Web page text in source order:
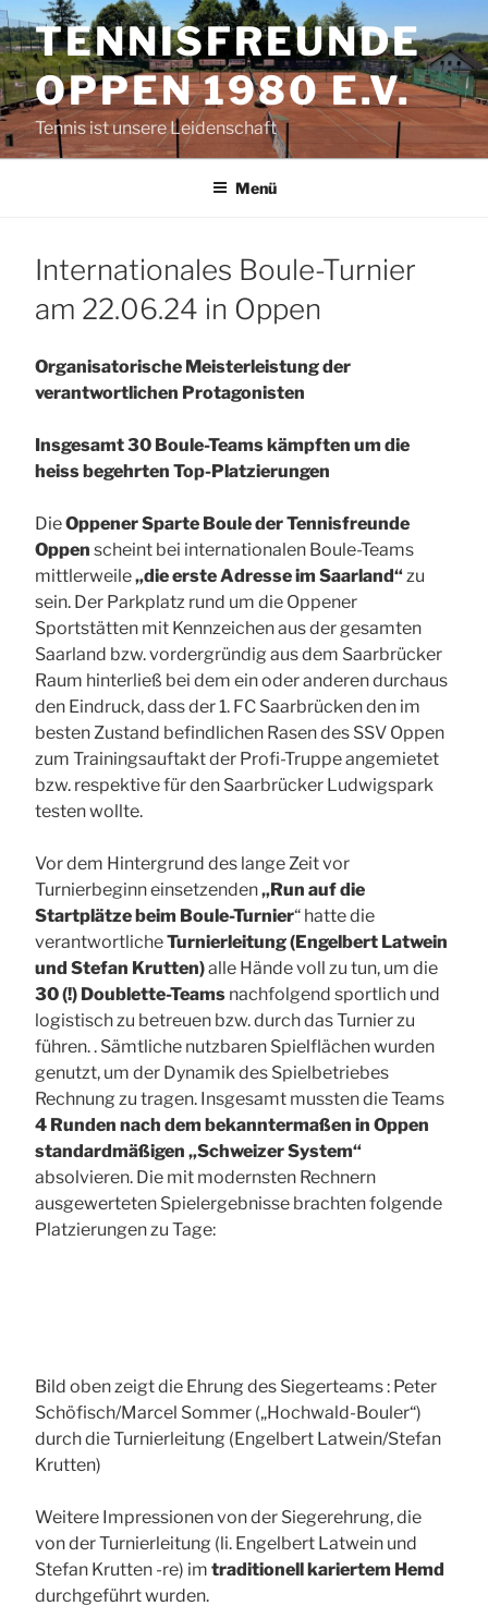
Zum
Inhalt
springenTENNISFREUNDE
OPPEN 1980 E.V.
Tennis ist unsere Leidenschaft
Menü
Internationales Boule-Turnier
am 22.06.24 in Oppen
Organisatorische Meisterleistung der
verantwortlichen Protagonisten
Insgesamt 30 Boule-Teams kämpften um die
heiss begehrten Top-Platzierungen
DieOppener Sparte Boule der Tennisfreunde
Oppen scheint bei internationalen Boule-Teams
mittlerweile„die erste Adresse im Saarland“ zu
sein. Der Parkplatz rund um die Oppener
Sportstätten mit Kennzeichen aus der gesamten
Saarland bzw. vordergründig aus dem Saarbrücker
Raum hinterließ bei dem ein oder anderen durchaus
den Eindruck, dass der 1. FC Saarbrücken den im
besten Zustand befindlichen Rasen des SSV Oppen
zum Trainingsauftakt der Profi-Truppe angemietet
bzw. respektive für den Saarbrücker Ludwigspark
testen wollte.
Vor dem Hintergrund des lange Zeit vor
Turnierbeginn einsetzenden„Run auf die
Startplätze beim Boule-Turnier“ hatte die
verantwortlicheTurnierleitung (Engelbert Latwein
und Stefan Krutten)alle Hände voll zu tun, um die
30 (!) Doublette-Teams nachfolgend sportlich und
logistisch zu betreuen bzw. durch das Turnier zu
führen. . Sämtliche nutzbaren Spielflächen wurden
genutzt, um der Dynamik des Spielbetriebes
Rechnung zu tragen. Insgesamt mussten die Teams
4 Runden nach dem bekanntermaßen in Oppen
standardmäßigen „Schweizer System“
absolvieren. Die mit modernsten Rechnern
ausgewerteten Spielergebnisse brachten folgende
Platzierungen zu Tage:
Bild oben zeigt die Ehrung des Siegerteams : Peter
Schöfisch/Marcel Sommer („Hochwald-Bouler“)
durch die Turnierleitung (Engelbert Latwein/Stefan
Krutten)
Weitere Impressionen von der Siegerehrung, die
von der Turnierleitung (li. Engelbert Latwein und
Stefan Krutten -re) im traditionell kariertem Hemd
durchgeführt wurden.